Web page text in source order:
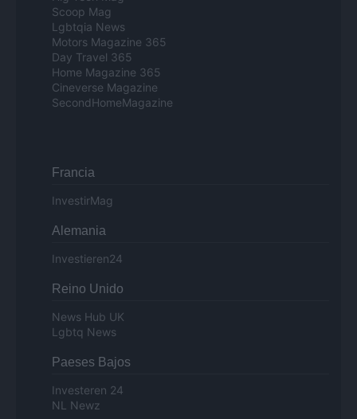
Scoop Mag
Lgbtqia News
Motors Magazine 365
Day Travel 365
Home Magazine 365
Cineverse Magazine
SecondHomeMagazine
Francia
InvestirMag
Alemania
Investieren24
Reino Unido
News Hub UK
Lgbtq News
Paeses Bajos
Investeren 24
NL Newz